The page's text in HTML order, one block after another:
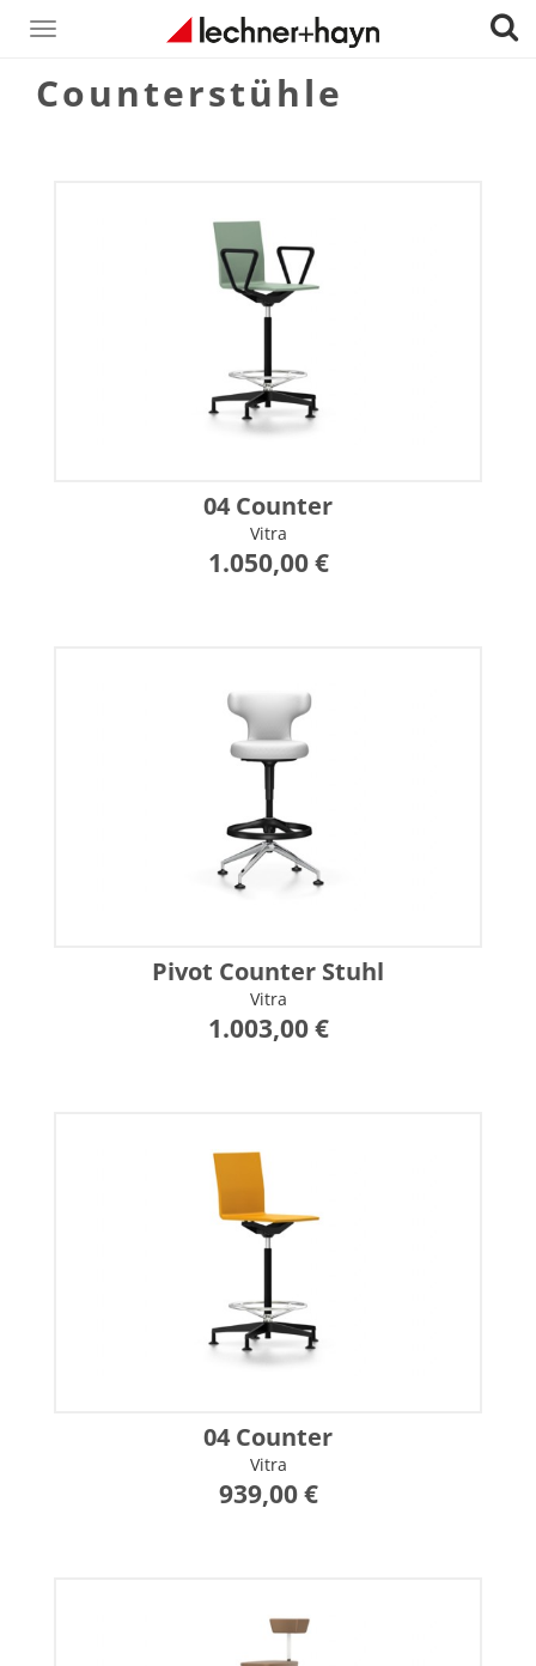
Toggle
Counterstühle
04 Counter
Vitra
1.050,00 €
Pivot Counter Stuhl
Vitra
1.003,00 €
04 Counter
Vitra
939,00 €